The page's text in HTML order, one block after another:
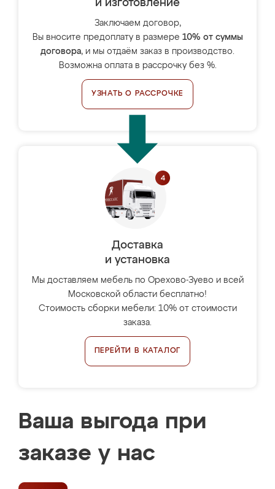
и изготовление
Заключаем договор,
Вы вносите предоплату в размере 10% от суммы
договора, и мы отдаём заказ в производство.
Возможна оплата в рассрочку без %.
УЗНАТЬ О РАССРОЧКЕ
Доставка
и установка
Мы доставляем мебель по Орехово-Зуево и всей
Московской области бесплатно!
Стоимость сборки мебели: 10% от стоимости
заказа.
ПЕРЕЙТИ В КАТАЛОГ
Ваша выгода при
заказе у нас